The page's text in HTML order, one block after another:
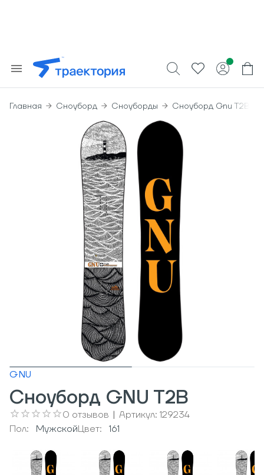
Главная Сноуборд Сноуборды Сноуборд Gnu T2B
GNU
Сноуборд GNU T2B
0 отзывов | Артикул: 129234
Пол:
МужcкойЦвет: 161